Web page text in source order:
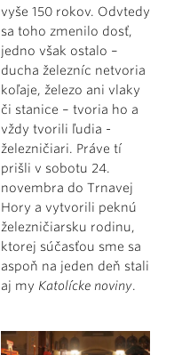
vyše 150 rokov. Odvtedy
sa toho zmenilo dosť,
jedno však ostalo –
ducha železníc netvoria
koľaje, železo ani vlaky
či stanice – tvoria ho a
vždy tvorili ľudia -
železničiari. Práve tí
prišli v sobotu 24.
novembra do Trnavej
Hory a vytvorili peknú
železničiarsku rodinu,
ktorej súčasťou sme sa
aspoň na jeden deň stali
aj my Katolícke noviny.